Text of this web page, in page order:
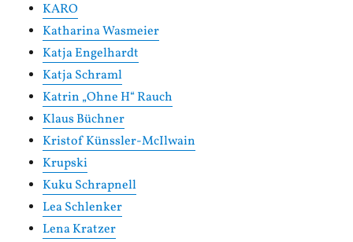
KARO
Katharina Wasmeier
Katja Engelhardt
Katja Schraml
Katrin „Ohne H“ Rauch
Klaus Büchner
Kristof Künssler-McIlwain
Krupski
Kuku Schrapnell
Lea Schlenker
Lena Kratzer